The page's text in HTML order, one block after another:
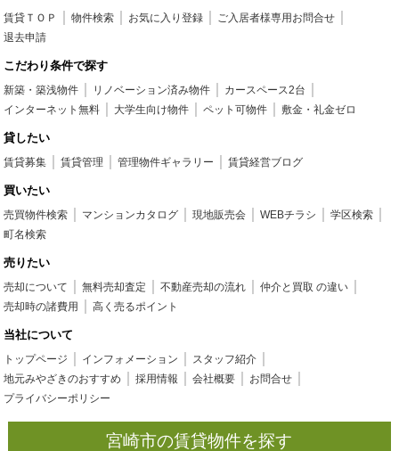
賃貸ＴＯＰ 物件検索 お気に入り登録
ご入居者様専用お問合せ
退去申請
こだわり条件で探す
新築・築浅物件 リノベーション済み物件
カースペース2台
インターネット無料
大学生向け物件 ペット可物件 敷金・礼金ゼロ
貸したい
賃貸募集 賃貸管理 管理物件ギャラリー 賃貸経営ブログ
買いたい
売買物件検索 マンションカタログ 現地販売会 WEBチラシ
学区検索
町名検索
売りたい
売却について 無料売却査定 不動産売却の流れ
仲介と買取 の違い
売却時の諸費用
高く売るポイント
当社について
トップページ インフォメーション
スタッフ紹介
地元みやざきのおすすめ
採用情報 会社概要
お問合せ
プライバシーポリシー
宮崎市の賃貸物件を探す